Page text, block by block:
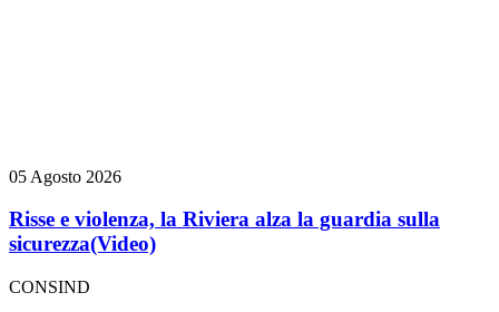
05 Agosto 2026
Risse e violenza, la Riviera alza la guardia sulla
sicurezza(Video)
CONSIND